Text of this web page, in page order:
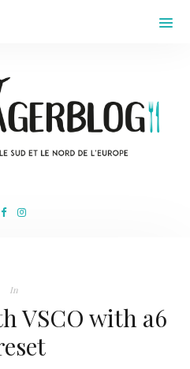
In
VSCO with a6